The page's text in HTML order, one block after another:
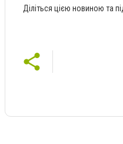
Діліться цією новиною та